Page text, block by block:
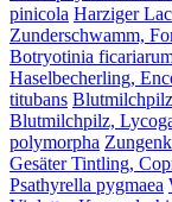
pinicola Harziger
Zunderschwamm,
Botryotinia
Haselbecherling,
titubans
Blutmilchpilz,
polymorpha
Gesäter Tintling,
Psathyrella pygmaea